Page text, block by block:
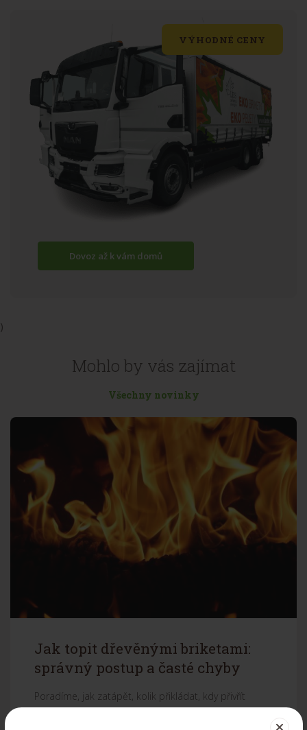
VÝHODNÉ CENY
Dovoz až k vám domů
)
Mohlo by vás zajímat
Všechny novinky
Jak topit dřevěnými briketami:
správný postup a časté chyby
Poradíme, jak zatápět, kolik přikládat, kdy přivřít